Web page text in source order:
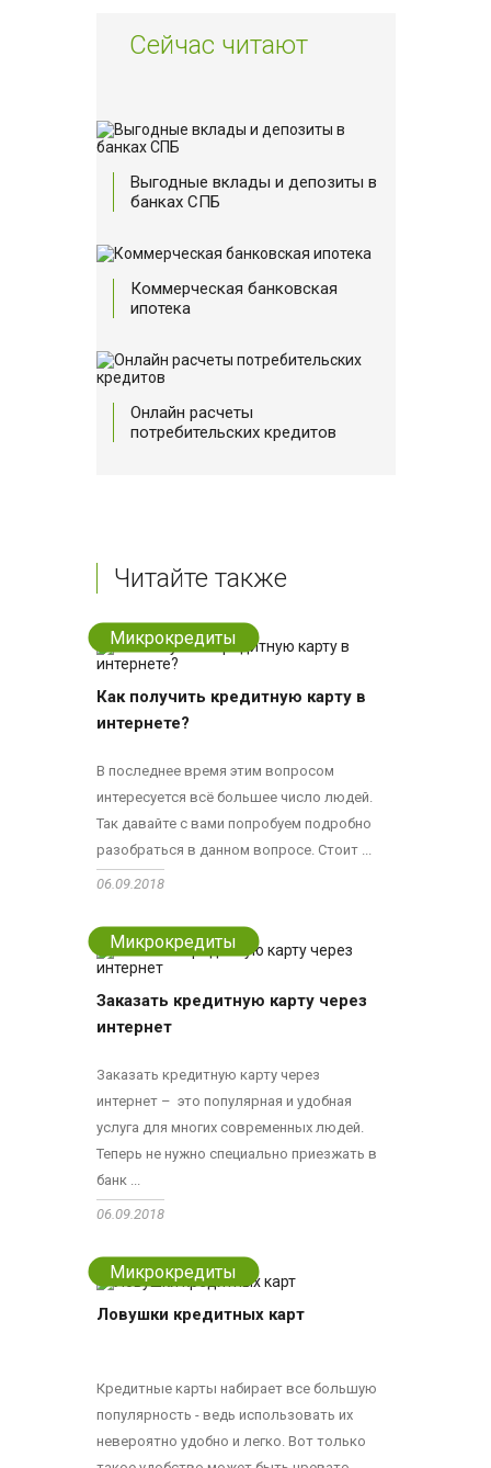
Сейчас читают
Выгодные вклады и депозиты в
банках СПБ
Коммерческая банковская
ипотека
Онлайн расчеты
потребительских кредитов
Читайте также
Микрокредиты
Как получить кредитную карту в
интернете?
В последнее время этим вопросом
интересуется всё большее число людей.
Так давайте с вами попробуем подробно
разобраться в данном вопросе. Стоит ...
06.09.2018
Микрокредиты
Заказать кредитную карту через
интернет
Заказать кредитную карту через
интернет – это популярная и удобная
услуга для многих современных людей.
Теперь не нужно специально приезжать в
банк ...
06.09.2018
Микрокредиты
Ловушки кредитных карт
Кредитные карты набирает все большую
популярность - ведь использовать их
невероятно удобно и легко. Вот только